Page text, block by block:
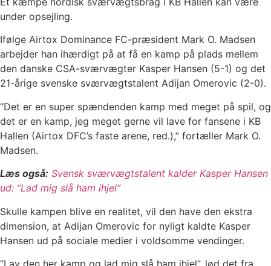
under opsejling.
Ifølge Airtox Dominance FC-præsident Mark O. Madsen
arbejder han ihærdigt på at få en kamp på plads mellem
den danske CSA-sværvægter Kasper Hansen (5-1) og det
21-årige svenske sværvægtstalent Adijan Omerovic (2-0).
“Det er en super spændenden kamp med meget på spil, og
det er en kamp, jeg meget gerne vil lave for fansene i KB
Hallen (Airtox DFC’s faste arene, red.),” fortæller Mark O.
Madsen.
Læs også: Svensk sværvægtstalent kalder Kasper Hansen
ud: “Lad mig slå ham ihjel”
Skulle kampen blive en realitet, vil den have den ekstra
dimension, at Adijan Omerovic for nyligt kaldte Kasper
Hansen ud på sociale medier i voldsomme vendinger.
“Lav den her kamp og lad mig slå ham ihjel”, lød det fra